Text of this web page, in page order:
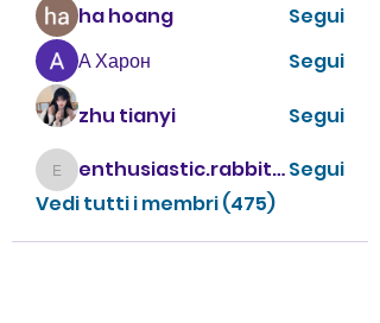
ha hoang
Segui
А Харон
Segui
zhu tianyi
Segui
enthusiastic.rabbit.uhur enthusiastic.rabbit.uhurSegui
Vedi tutti i membri (475)